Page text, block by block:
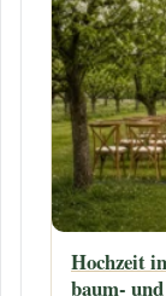
Hochzeit
baum-